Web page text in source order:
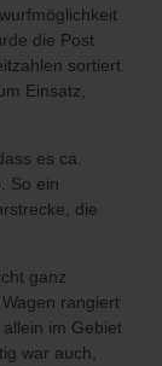
die Post
sortiert.
Einsatz,
es ca.
So ein
die
ganz
rangiert
im Gebiet
war auch,